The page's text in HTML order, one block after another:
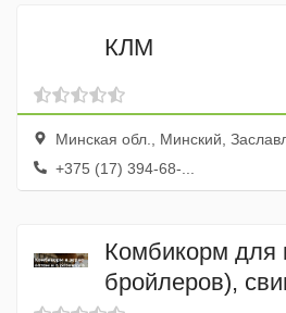
КЛМ
Минская обл., Минский,
+375 (17) 394-68-...
Комбикорм для
бройлеров),